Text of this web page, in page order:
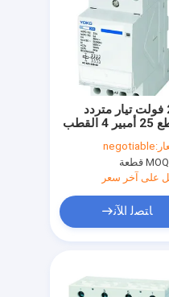
220 فولت تيار متردد
قواطع 25 أمبير 4 القطب
2NO
negotiable
على آخر سعر
ﺎﺘﺼﻟ ﺍﻶﻧ